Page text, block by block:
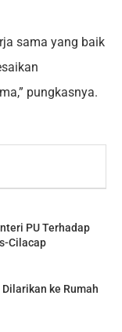
sama yang baik
pungkasnya.
PU Terhadap
Cilacap
ke Rumah